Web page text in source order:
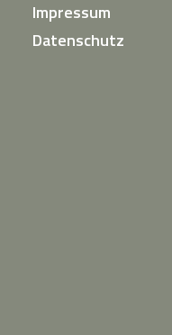
Impressum
Datenschutz